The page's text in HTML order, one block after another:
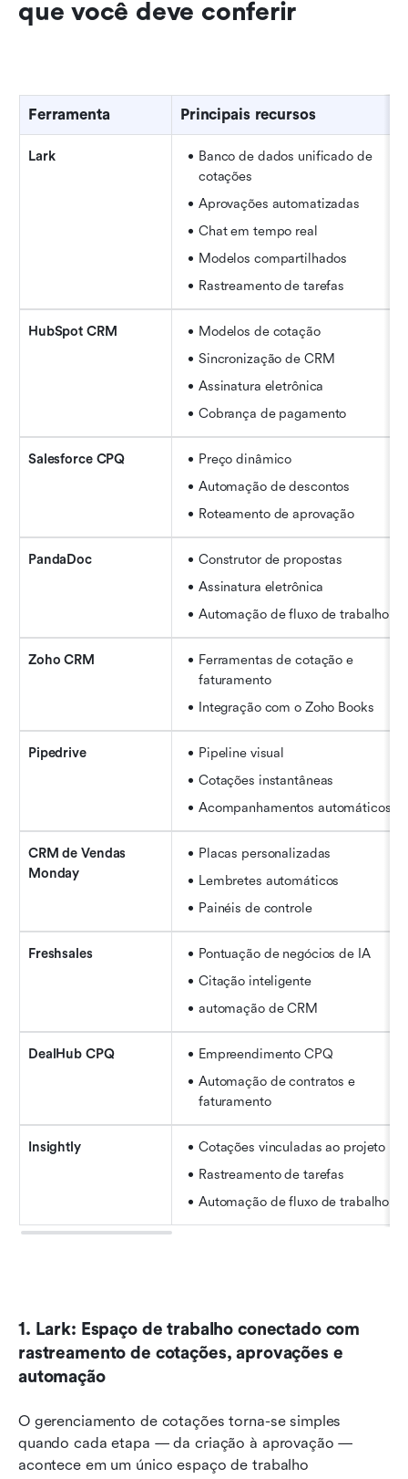
que você deve conferir
Ferramenta Principais recursos
Lark
Banco de dados unificado de
cotações
Aprovações automatizadas
Chat em tempo real
Modelos compartilhados
Rastreamento de tarefas
HubSpot CRM
Modelos de cotação
Sincronização de CRM
Assinatura eletrônica
Cobrança de pagamento
Salesforce CPQ
Preço dinâmico
Automação de descontos
Roteamento de aprovação
PandaDoc
Construtor de propostas
Assinatura eletrônica
Automação de fluxo de trabalho
Zoho CRM
Ferramentas de cotação e
faturamento
Integração com o Zoho Books
Pipedrive
Pipeline visual
Cotações instantâneas
Acompanhamentos automáticos
CRM de Vendas
Monday
Placas personalizadas
Lembretes automáticos
Painéis de controle
Freshsales
Pontuação de negócios de IA
Citação inteligente
automação de CRM
DealHub CPQ
Empreendimento CPQ
Automação de contratos e
faturamento
Insightly
Cotações vinculadas ao projeto
Rastreamento de tarefas
Automação de fluxo de trabalho
1. Lark: Espaço de trabalho conectado com
rastreamento de cotações, aprovações e
automação
O gerenciamento de cotações torna-se simples
quando cada etapa — da criação à aprovação —
acontece em um único espaço de trabalho